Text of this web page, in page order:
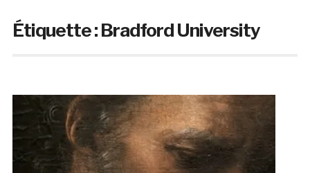
Étiquette :Bradford University